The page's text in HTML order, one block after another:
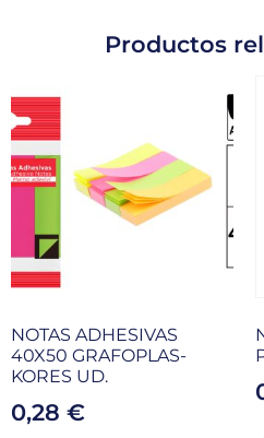
Productos
NOTAS ADHESIVAS
40X50 GRAFOPLAS-
KORES UD.
0,28 €